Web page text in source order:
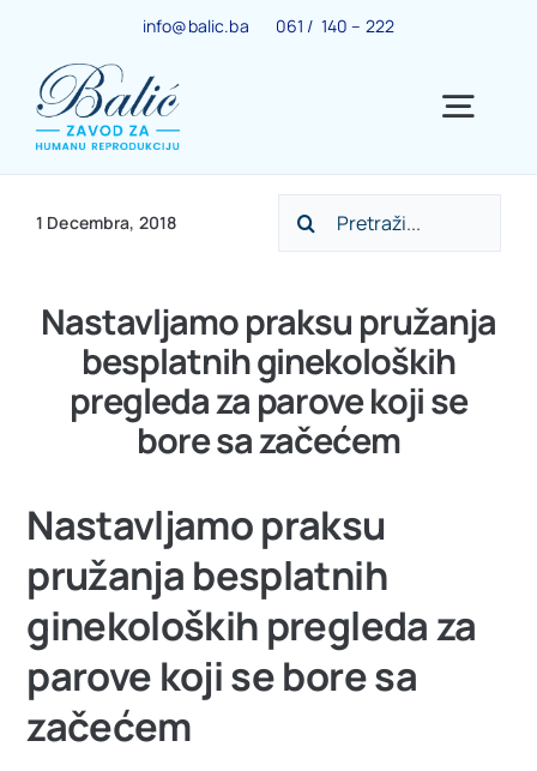
content
info@balic.ba 061 / 140 – 222
Ginekološki centar
IVF centar
Ostale usluge
Cjenovnik
1 Decembra, 2018
Search
Nastavljamo praksu pružanja
besplatnih ginekoloških
pregleda za parove koji se
bore sa začećem
Nastavljamo praksu
pružanja besplatnih
ginekoloških pregleda za
parove koji se bore sa
začećem